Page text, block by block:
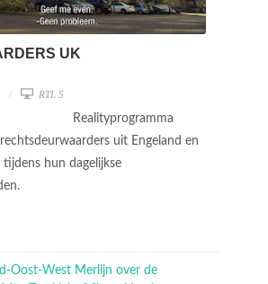
UK
RTL 5
Realityprogramma
uit Engeland en
tijdens hun dagelijkse